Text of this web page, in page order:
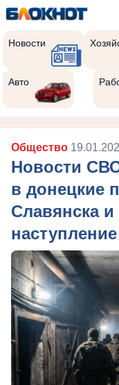
Новости
Авто
Общество
Новости
в донецкие
Славянска